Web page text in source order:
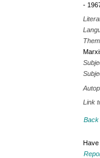
-
Link
Back
Have